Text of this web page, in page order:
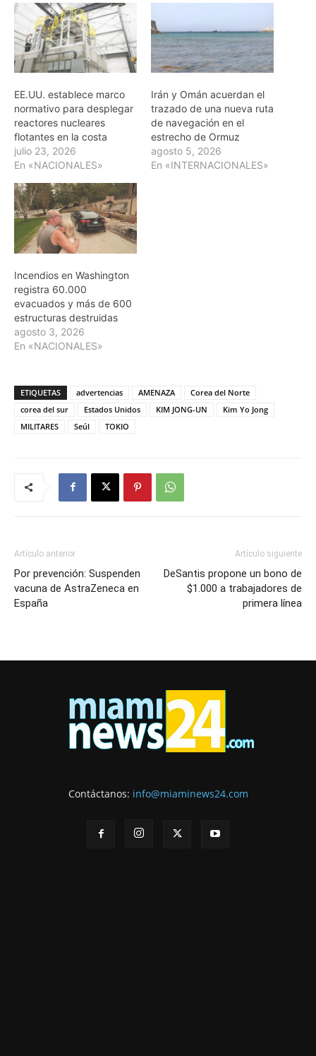
EE.UU. establece marco
normativo para desplegar
reactores nucleares
flotantes en la costa
julio 23, 2026
En «NACIONALES»
Irán y Omán acuerdan el
trazado de una nueva ruta
de navegación en el
estrecho de Ormuz
agosto 5, 2026
En «INTERNACIONALES»
Incendios en Washington
registra 60.000
evacuados y más de 600
estructuras destruidas
agosto 3, 2026
En «NACIONALES»
ETIQUETAS advertencias AMENAZA
Corea del Norte
corea del sur
Estados Unidos KIM JONG-UN
Kim Yo Jong
MILITARES
Seúl TOKIO
Artículo anterior
Por prevención: Suspenden
vacuna de AstraZeneca en
España
Artículo siguiente
DeSantis propone un bono de
$1.000 a trabajadores de
primera línea
Contáctanos: info@miaminews24.com